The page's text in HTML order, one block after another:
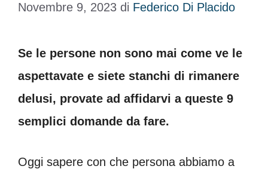
Novembre 9, 2023 di Federico Di Placido
Se le persone non sono mai come ve le
aspettavate e siete stanchi di rimanere
delusi, provate ad affidarvi a queste 9
semplici domande da fare.
Oggi sapere con che persona abbiamo a